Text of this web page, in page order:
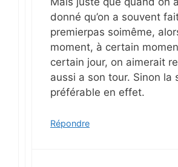
donné qu’on a souvent
premierpas soimême,
moment, à certain
certain jour, on aimerait
aussi a son tour. Sinon la
préférable en effet.
Répondre